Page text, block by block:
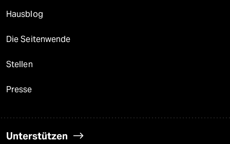
Hausblog
Die Seitenwende
Stellen
Presse
Unterstützen